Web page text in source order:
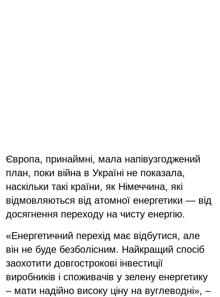
Європа, принаймні, мала напівузгоджений
план, поки війна в Україні не показала,
наскільки такі країни, як Німеччина, які
відмовляються від атомної енергетики — від
досягнення переходу на чисту енергію.
«Енергетичний перехід має відбутися, але
він не буде безболісним. Найкращий спосіб
заохотити довгострокові інвестиції
виробників і споживачів у зелену енергетику
– мати надійно високу ціну на вуглеводні», –